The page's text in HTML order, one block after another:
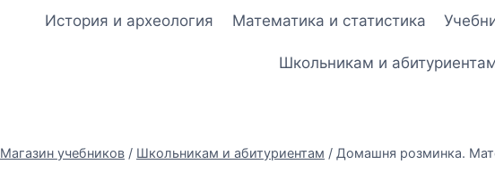
История и археология Математика и статистика
Школьникам и
Магазин учебников / Школьникам и абитуриентам / Домашня розминка.